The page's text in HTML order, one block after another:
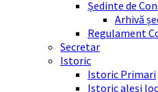
Ședinte de
Arhivă
Regulament
Secretar
Istoric
Istoric Primari
Istoric aleși